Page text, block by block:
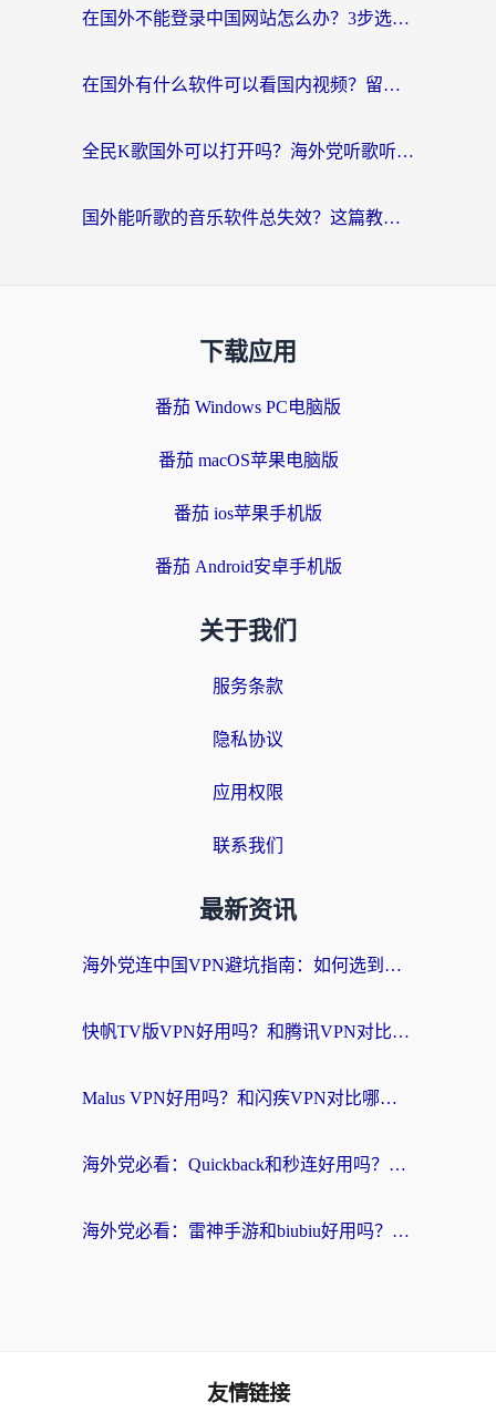
在国外不能登录中国网站怎么办？3步选对回国加速器，无缝刷剧、办业务
在国外有什么软件可以看国内视频？留学生亲测的追剧救星来了
全民K歌国外可以打开吗？海外党听歌听书无限制的实用指南
国外能听歌的音乐软件总失效？这篇教你怎么在海外流畅听网易云
下载应用
番茄 Windows PC电脑版
番茄 macOS苹果电脑版
番茄 ios苹果手机版
番茄 Android安卓手机版
关于我们
服务条款
隐私协议
应用权限
联系我们
最新资讯
海外党连中国VPN避坑指南：如何选到真正能无缝刷国内资源的加速器？
快帆TV版VPN好用吗？和腾讯VPN对比哪个回国效果更好？海外党必看的真实体验指南
Malus VPN好用吗？和闪疾VPN对比哪个回国效果更好？海外华人的实用避坑指南
海外党必看：Quickback和秒连好用吗？3步选对回国加速器，无缝刷国内资源
海外党必看：雷神手游和biubiu好用吗？3招选对回国加速器无缝刷国内资源
友情链接